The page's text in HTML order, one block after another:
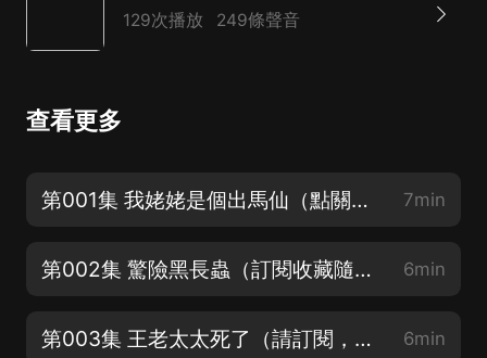
129次播放 249條聲音
查看更多
第001集 我姥姥是個出馬仙（點關注不迷路） 7min
第002集 驚險黑長蟲（訂閱收藏隨時聽） 6min
第003集 王老太太死了（請訂閱，轉發，五星好評哦～） 6min